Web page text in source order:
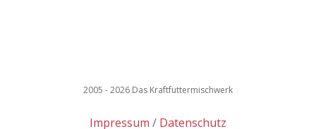
2005 - 2026 Das Kraftfuttermischwerk
Impressum Datenschutz